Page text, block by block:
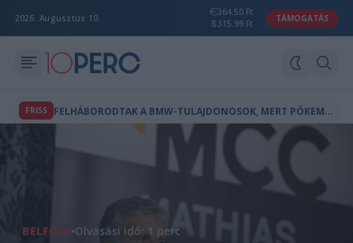
2026. Augusztus 10.
364.50 Ft
315.99 Ft
TÁMOGATÁS
FRISS F
ELHÁBORODTAK A BMW-TULAJDONOSOK, MERT PÓKEMBER-REKLÁM JELENT MEG AZ AUTÓIK FEDÉLZETI KÉPERNYŐJÉN
BELFÖLD Olvasási idő: 1 perc